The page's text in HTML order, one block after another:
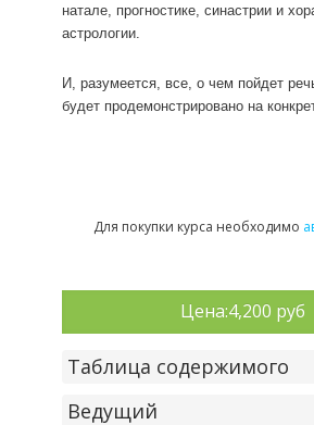
натале, прогностике, синастрии и
астрологии.
И, разумеется, все, о чем пойдет
будет продемонстрировано на
Для покупки курса необходимо
Цена:4,200 руб
Таблица содержимого
Ведущий